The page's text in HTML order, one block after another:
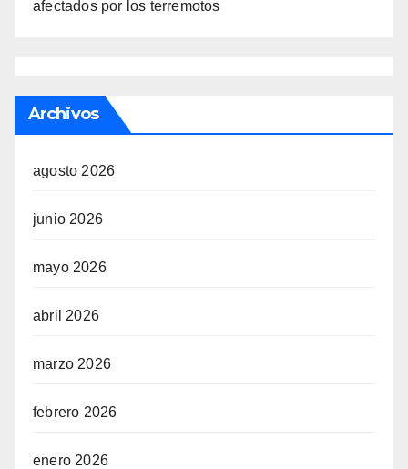
afectados por los terremotos
Archivos
agosto 2026
junio 2026
mayo 2026
abril 2026
marzo 2026
febrero 2026
enero 2026